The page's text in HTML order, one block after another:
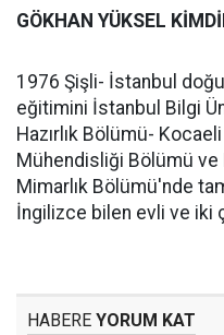
GÖKHAN YÜKSEL
1976 Şişli- İstanbul
eğitimini İstanbul Bilgi
Hazırlık Bölümü-
Mühendisliği Bölümü
Mimarlık Bölümü'nde
İngilizce bilen evli ve iki
HABERE YORUM KAT